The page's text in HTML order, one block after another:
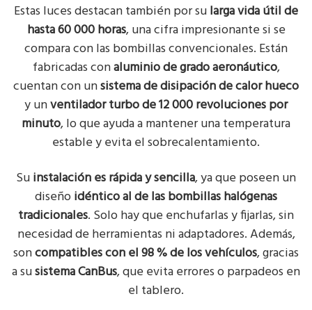
Estas luces destacan también por sularga vida útil de
hasta 60 000 horas, una cifra impresionante si se
compara con las bombillas convencionales. Están
fabricadas conaluminio de grado aeronáutico,
cuentan con unsistema de disipación de calor hueco
y unventilador turbo de 12 000 revoluciones por
minuto, lo que ayuda a mantener una temperatura
estable y evita el sobrecalentamiento.
Suinstalación es rápida y sencilla, ya que poseen un
diseñoidéntico al de las bombillas halógenas
tradicionales. Solo hay que enchufarlas y fijarlas, sin
necesidad de herramientas ni adaptadores. Además,
soncompatibles con el 98 % de los vehículos, gracias
a susistema CanBus, que evita errores o parpadeos en
el tablero.